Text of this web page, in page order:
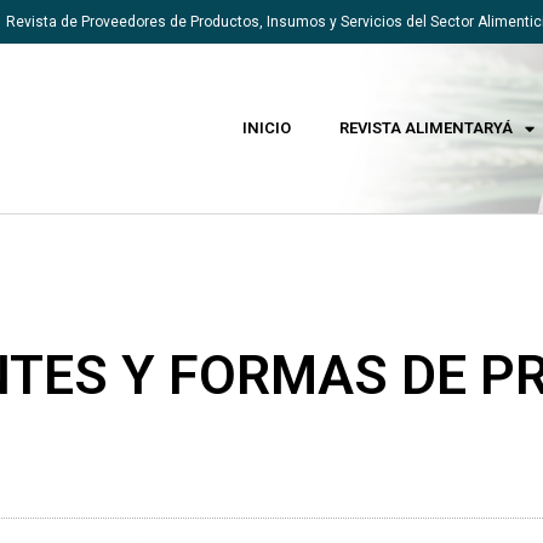
Revista de Proveedores de Productos, Insumos y Servicios del Sector
INICIO REVISTA ALIMENTARYÁ
Y FORMAS DE